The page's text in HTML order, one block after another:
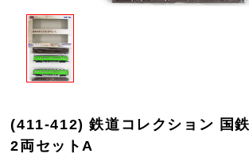
(411-412) 鉄道コレクション 国
2両セットA